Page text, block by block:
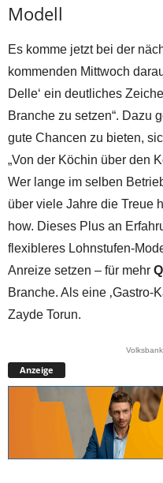
Modell
Es komme jetzt bei der
kommenden Mittwoch
Delle‘ ein deutliches
Branche zu setzen“. Dazu
gute Chancen zu bieten,
„Von der Köchin über den
Wer lange im selben
über viele Jahre die Treue
how. Dieses Plus an
flexibleres Lohnstufen-
Anreize setzen – für mehr
Branche. Als eine ‚Gastro-
Zayde Torun.
Anzeige